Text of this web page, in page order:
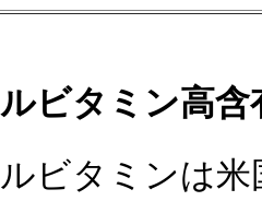
ビタミン高
ビタミンは